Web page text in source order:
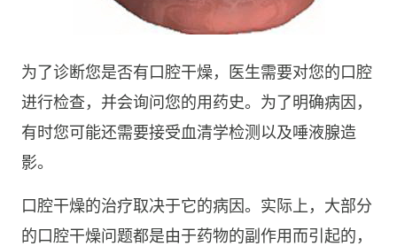
为了诊断您是否有口腔干燥，医生需要对您的口腔
进行检查，并会询问您的用药史。为了明确病因，
有时您可能还需要接受血清学检测以及唾液腺造
影。
口腔干燥的治疗取决于它的病因。实际上，大部分
的口腔干燥问题都是由于药物的副作用而引起的，